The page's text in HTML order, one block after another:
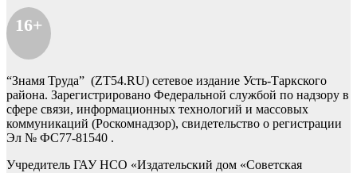
16+
“Знамя Труда” (ZT54.RU) сетевое издание Усть-Таркского
района. Зарегистрировано Федеральной службой по надзору в
сфере связи, информационных технологий и массовых
коммуникаций (Роскомнадзор), свидетельство о регистрации
Эл № ФС77-81540 .
Учредитель ГАУ НСО «Издательский дом «Советская